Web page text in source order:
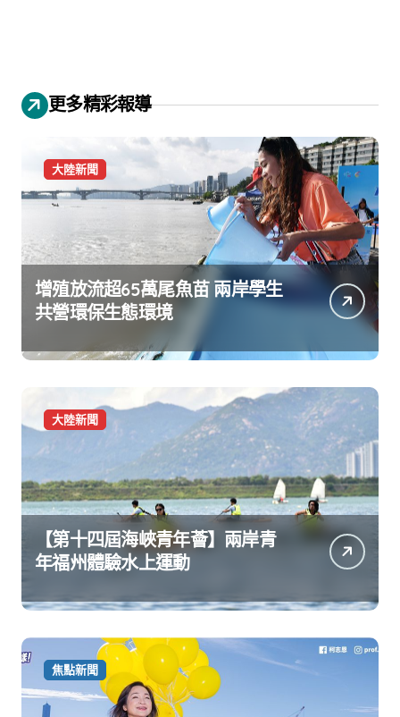
更多精彩報導
大陸新聞
增殖放流超65萬尾魚苗 兩岸學生
共營環保生態環境
大陸新聞
【第十四屆海峽青年薈】兩岸青
年福州體驗水上運動
焦點新聞